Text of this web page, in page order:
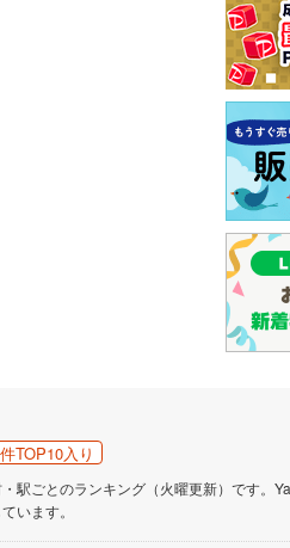
TOP10入り
駅ごとのランキング（火曜更新）です。
います。